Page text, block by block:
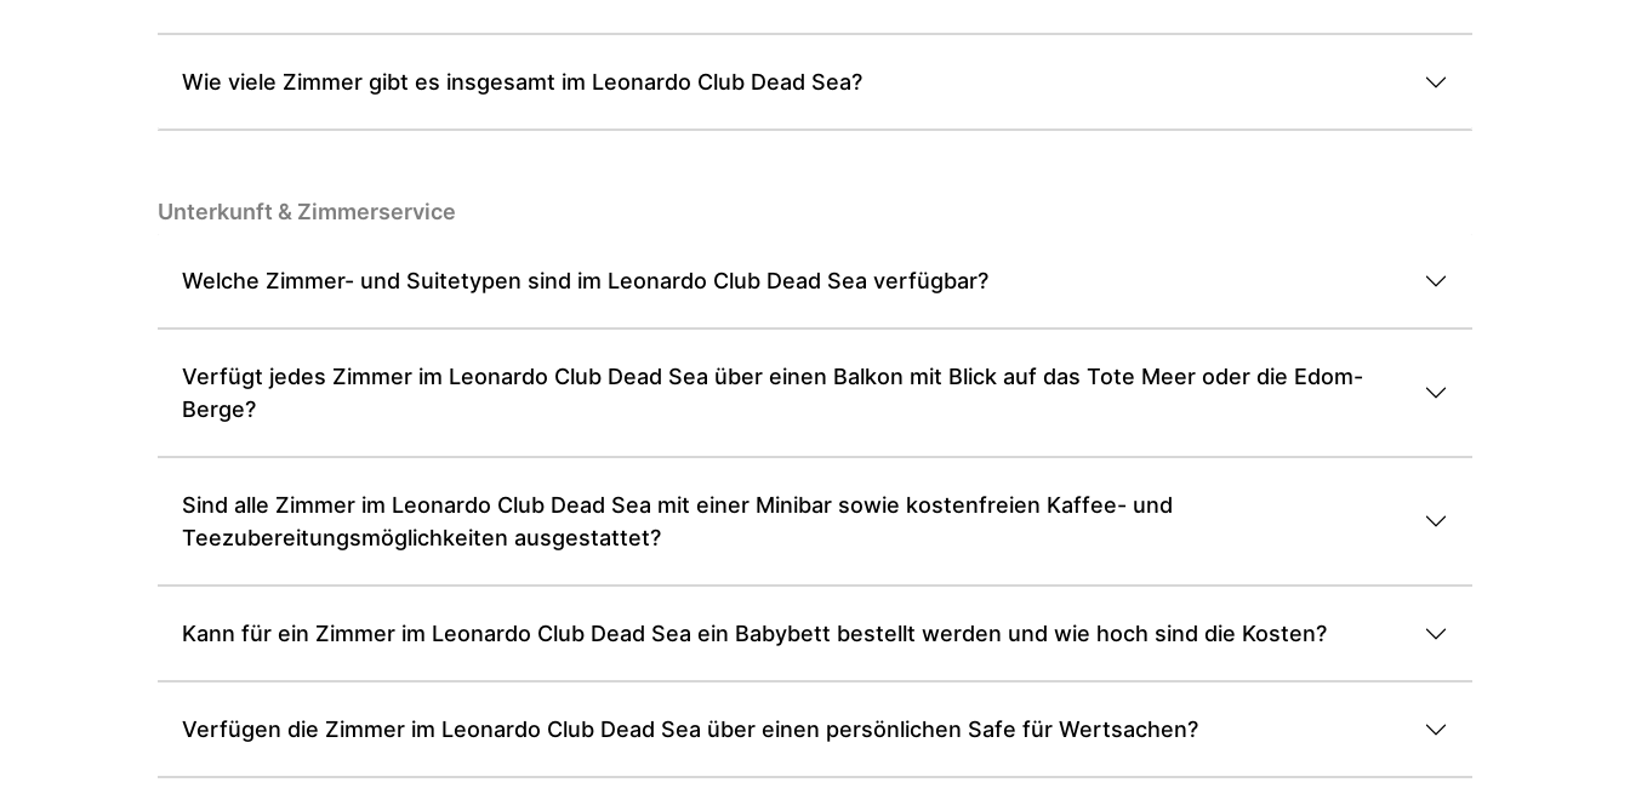
Wie viele Zimmer gibt es insgesamt im Leonardo Club Dead Sea?
Unterkunft & Zimmer­service
Welche Zimmer- und Suitetypen sind im Leonardo Club Dead Sea verfügbar?
Verfügt jedes Zimmer im Leonardo Club Dead Sea über einen Balkon mit Blick auf das Tote Meer oder die Edom-
Berge?
Sind alle Zimmer im Leonardo Club Dead Sea mit einer Minibar sowie kostenfreien Kaffee- und
Teezubereitungsmöglichkeiten ausgestattet?
Kann für ein Zimmer im Leonardo Club Dead Sea ein Babybett bestellt werden und wie hoch sind die Kosten?
Verfügen die Zimmer im Leonardo Club Dead Sea über einen persönlichen Safe für Wertsachen?